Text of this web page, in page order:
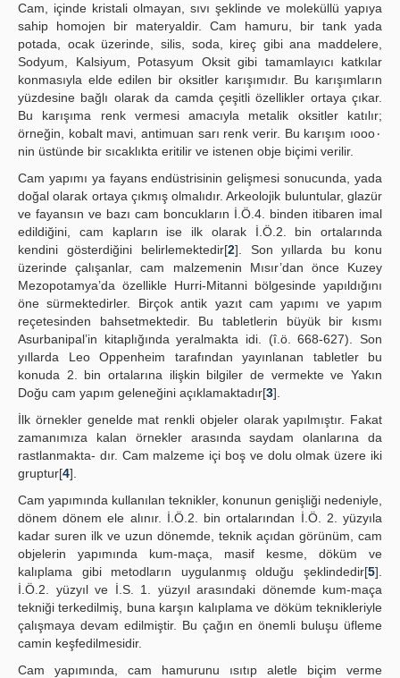
Cam, içinde kristali olmayan, sıvı şeklinde ve moleküllü yapıya
sahip homojen bir materyaldir. Cam hamuru, bir tank yada
potada, ocak üzerinde, silis, soda, kireç gibi ana maddelere,
Sodyum, Kalsiyum, Potasyum Oksit gibi tamamlayıcı katkılar
konmasıyla elde edilen bir oksitler karışımıdır. Bu karışımların
yüzdesine bağlı olarak da camda çeşitli özellikler ortaya çıkar.
Bu karışıma renk vermesi amacıyla metalik oksitler katılır;
örneğin, kobalt mavi, antimuan sarı renk verir. Bu karışım ıooo٠
nin üstünde bir sıcaklıkta eritilir ve istenen obje biçimi verilir.
Cam yapımı ya fayans endüstrisinin gelişmesi sonucunda, yada
doğal olarak ortaya çıkmış olmalıdır. Arkeolojik buluntular, glazür
ve fayansın ve bazı cam boncukların İ.Ö.4. binden itibaren imal
edildiğini, cam kapların ise ilk olarak İ.Ö.2. bin ortalarında
kendini gösterdiğini belirlemektedir[2]. Son yıllarda bu konu
üzerinde çalışanlar, cam malzemenin Mısır’dan önce Kuzey
Mezopotamya’da özellikle Hurri-Mitanni bölgesinde yapıldığını
öne sürmektedirler. Birçok antik yazıt cam yapımı ve yapım
reçetesinden bahsetmektedir. Bu tabletlerin büyük bir kısmı
Asurbanipal’in kitaplığında yeralmakta idi. (î.ö. 668-627). Son
yıllarda Leo Oppenheim tarafından yayınlanan tabletler bu
konuda 2. bin ortalarına ilişkin bilgiler de vermekte ve Yakın
Doğu cam yapım geleneğini açıklamaktadır[3].
İlk örnekler genelde mat renkli objeler olarak yapılmıştır. Fakat
zamanımıza kalan örnekler arasında saydam olanlarına da
rastlanmakta- dır. Cam malzeme içi boş ve dolu olmak üzere iki
gruptur[4].
Cam yapımında kullanılan teknikler, konunun genişliği nedeniyle,
dönem dönem ele alınır. İ.Ö.2. bin ortalarından İ.Ö. 2. yüzyıla
kadar suren ilk ve uzun dönemde, teknik açıdan görünüm, cam
objelerin yapımında kum-maça, masif kesme, döküm ve
kalıplama gibi metodların uygulanmış olduğu şeklindedir[5].
İ.Ö.2. yüzyıl ve İ.S. 1. yüzyıl arasındaki dönemde kum-maça
tekniği terkedilmiş, buna karşın kalıplama ve döküm teknikleriyle
çalışmaya devam edilmiştir. Bu çağın en önemli buluşu üfleme
camin keşfedilmesidir.
Cam yapımında, cam hamurunu ısıtıp aletle biçim verme